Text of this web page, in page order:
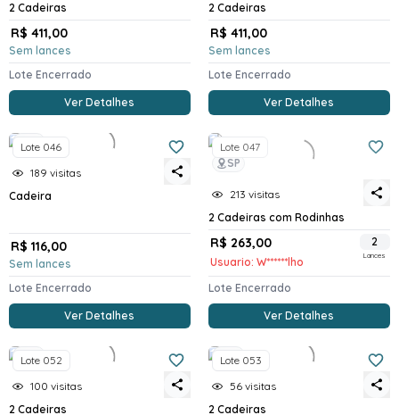
2 Cadeiras
R$ 411,00
Sem lances
Lote Encerrado
Ver Detalhes
2 Cadeiras
R$ 411,00
Sem lances
Lote Encerrado
Ver Detalhes
SP
Lote 046
189 visitas
Cadeira
R$ 116,00
Sem lances
Lote Encerrado
Ver Detalhes
SP
Lote 047
213 visitas
2 Cadeiras com Rodinhas
R$ 263,00
Usuario: W******lho
2
Lances
Lote Encerrado
Ver Detalhes
SP
Lote 052
100 visitas
2 Cadeiras
SP
Lote 053
56 visitas
2 Cadeiras